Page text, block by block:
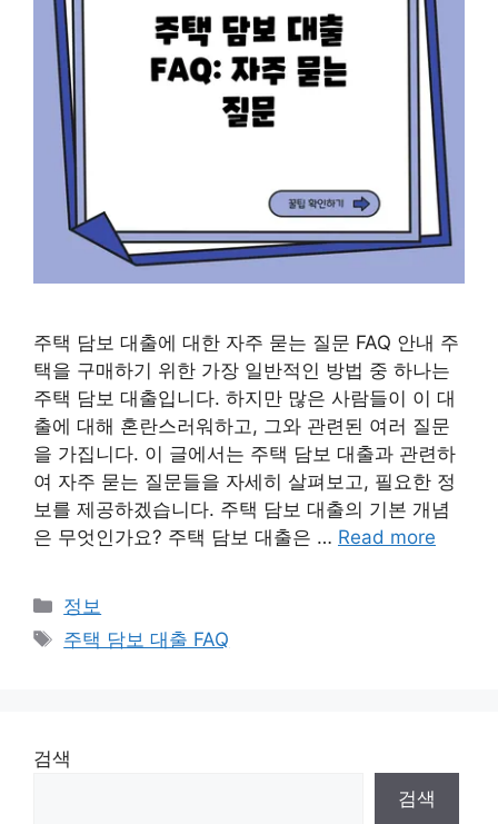
주택 담보 대출에 대한 자주 묻는 질문 FAQ 안내 주
택을 구매하기 위한 가장 일반적인 방법 중 하나는
주택 담보 대출입니다. 하지만 많은 사람들이 이 대
출에 대해 혼란스러워하고, 그와 관련된 여러 질문
을 가집니다. 이 글에서는 주택 담보 대출과 관련하
여 자주 묻는 질문들을 자세히 살펴보고, 필요한 정
보를 제공하겠습니다. 주택 담보 대출의 기본 개념
은 무엇인가요? 주택 담보 대출은 … Read more
Categories
정보
Tags
주택 담보 대출 FAQ
검색
검색